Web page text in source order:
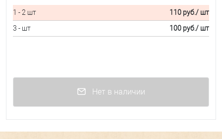
1 - 2 шт 110 руб./ шт
3 - шт
100 руб./ шт
Нет в наличии